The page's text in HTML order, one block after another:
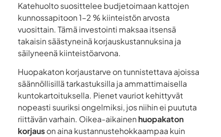
Katehuolto suosittelee budjetoimaan kattojen
kunnossapitoon 1–2 % kiinteistön arvosta
vuosittain. Tämä investointi maksaa itsensä
takaisin säästyneinä korjauskustannuksina ja
säilyneenä kiinteistöarvona.
Huopakaton korjaustarve on tunnistettava ajoissa
säännöllisillä tarkastuksilla ja ammattimaisella
kuntokartoituksella. Pienet vauriot kehittyvät
nopeasti suuriksi ongelmiksi, jos niihin ei puututa
riittävän varhain. Oikea-aikainen huopakaton
korjauson aina kustannustehokkaampaa kuin